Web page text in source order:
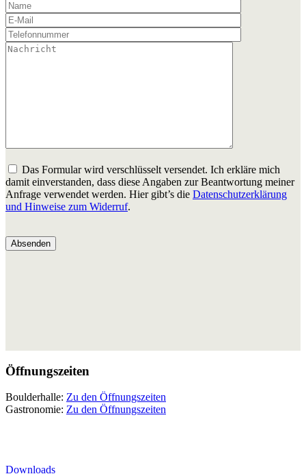
Das Formular wird verschlüsselt versendet. Ich erkläre mich
damit einverstanden, dass diese Angaben zur Beantwortung meiner
Anfrage verwendet werden. Hier gibt’s die Datenschutzerklärung
und Hinweise zum Widerruf.
Öffnungszeiten
Boulderhalle: Zu den Öffnungszeiten
Gastronomie: Zu den Öffnungszeiten
Downloads